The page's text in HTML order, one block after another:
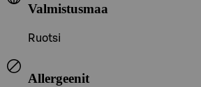
Valmistusmaa
Ruotsi
Allergeenit